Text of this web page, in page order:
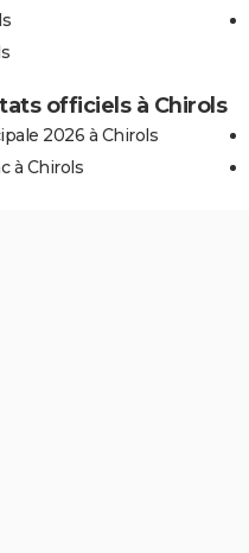
officiels à Chirols
2026 à Chirols
à Chirols